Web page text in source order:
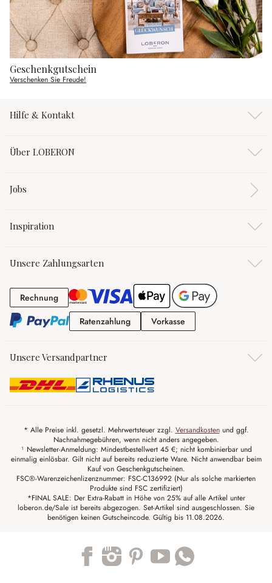
Geschenkgutschein
Verschenken Sie Freude!
Hilfe & Kontakt
Über LOBERON
Jobs
Inspiration
Unsere Zahlungsarten
RechnungRechnung
RatenzahlungRatenzahlung
Vorkasse
Unsere Versandpartner
* Alle Preise inkl. gesetzl. Mehrwertsteuer zzgl. Versandkostenund ggf.
Nachnahmegebühren, wenn nicht anders angegeben.
¹ Newsletter-Anmeldung: Mindestbestellwert 45 €; nicht kombinierbar und
einmalig einlösbar. Gilt nicht auf bereits reduzierte Ware. Nicht anwendbar beim
Kauf von Geschenkgutscheinen.
FSC®-Warenzeichenlizenznummer: FSC-C136992 (Nur als solche markierten
Produkte sind FSC zertifiziert)
*FINAL SALE: Der Extra-Rabatt in Höhe von 25% auf alle Artikel unter
loberon.de/Sale ist bereits abgezogen. Set-Artikel sind ausgeschlossen. Sie
benötigen keinen Gutscheincode. Gültig bis 11.08.2026.